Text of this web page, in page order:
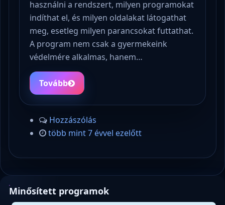
használni a rendszert, milyen programokat
indíthat el, és milyen oldalakat látogathat
meg, esetleg milyen parancsokat futtathat.
A program nem csak a gyermekeink
védelmére alkalmas, hanem…
Tovább
Hozzászólás
több mint 7 évvel ezelőtt
Minősített programok